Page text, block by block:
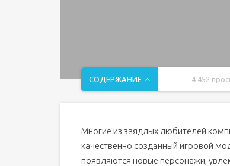
СОДЕРЖАНИЕ 4 452
Как пользоваться программой Nexus
Многие из заядлых любителей
качественно созданный игровой
появляются новые персонажи,